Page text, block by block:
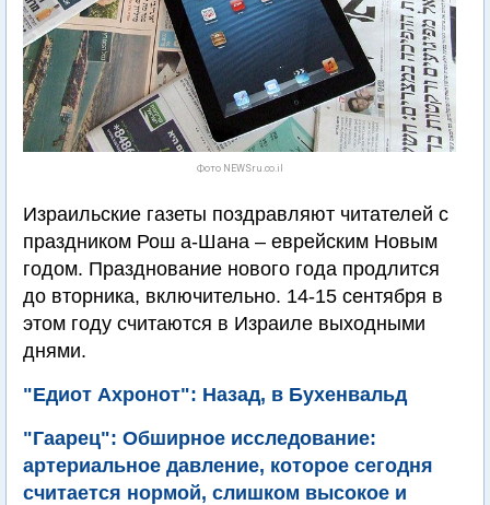
Фото NEWSru.co.il
Израильские газеты поздравляют читателей с
праздником Рош а-Шана – еврейским Новым
годом. Празднование нового года продлится
до вторника, включительно. 14-15 сентября в
этом году считаются в Израиле выходными
днями.
"Едиот Ахронот": Назад, в Бухенвальд
"Гаарец": Обширное исследование:
артериальное давление, которое сегодня
считается нормой, слишком высокое и